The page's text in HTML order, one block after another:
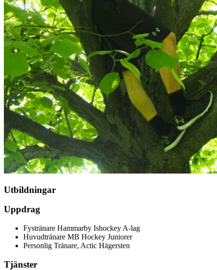
Utbildningar
Uppdrag
Fystränare Hammarby Ishockey A-lag
Huvudtränare MB Hockey Juniorer
Personlig Tränare, Actic Hägersten
Tjänster